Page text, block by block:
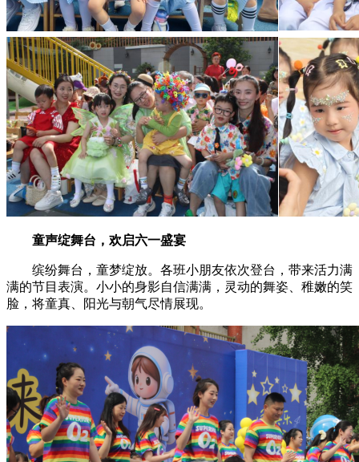
童声绽舞台，欢启六一盛宴
缤纷舞台，童梦绽放。各班小朋友依次登台，带来活力满
满的节目表演。小小的身影自信满满，灵动的舞姿、稚嫩的笑
脸，将童真、阳光与朝气尽情展现。